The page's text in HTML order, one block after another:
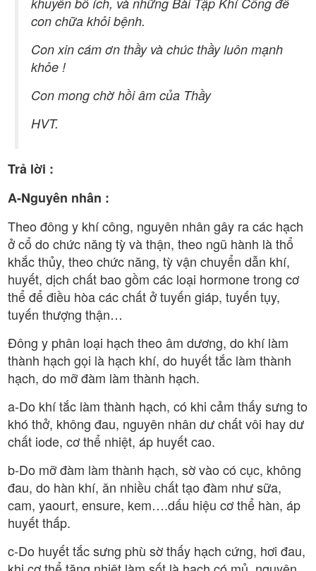
con chữa khỏi bệnh.
Con xin cám ơn thầy và chúc thầy luôn mạnh
khỏe !
Con mong chờ hồi âm của Thầy
HVT.
Trả lời :
A-Nguyên nhân :
Theo đông y khí công, nguyên nhân gây ra các hạch
ở cổ do chức năng tỳ và thận, theo ngũ hành là thổ
khắc thủy, theo chức năng, tỳ vận chuyển dẫn khí,
huyết, dịch chất bao gồm các loại hormone trong cơ
thể để điều hòa các chất ở tuyến giáp, tuyến tụy,
tuyến thượng thận…
Đông y phân loại hạch theo âm dương, do khí làm
thành hạch gọi là hạch khí, do huyết tắc làm thành
hạch, do mỡ đàm làm thành hạch.
a-Do khí tắc làm thành hạch, có khi cảm thấy sưng to
khó thở, không đau, nguyên nhân dư chất vôi hay dư
chất iode, cơ thể nhiệt, áp huyết cao.
b-Do mỡ đàm làm thành hạch, sờ vào có cục, không
đau, do hàn khí, ăn nhiều chất tạo đàm như sữa,
cam, yaourt, ensure, kem….dấu hiệu cơ thể hàn, áp
huyết thấp.
c-Do huyết tắc sưng phù sờ thấy hạch cứng, hơi đau,